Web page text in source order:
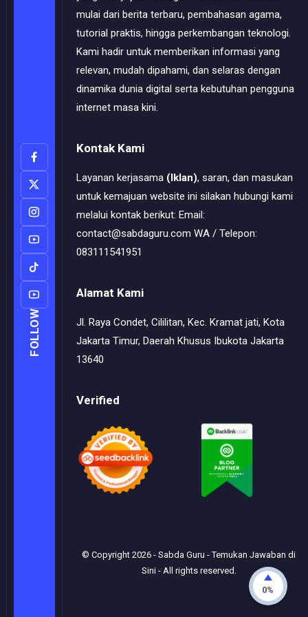
FOLLOW
mulai dari berita terbaru, pembahasan agama,
tutorial praktis, hingga perkembangan teknologi.
Kami hadir untuk memberikan informasi yang
relevan, mudah dipahami, dan selaras dengan
dinamika dunia digital serta kebutuhan pengguna
internet masa kini.
Kontak Kami
Layanan kerjasama (Iklan), saran, dan masukan
untuk kemajuan website ini silakan hubungi kami
melalui kontak berikut: Email:
contact@sabdaguru.com WA / Telepon:
083111541951
Alamat Kami
Jl. Raya Condet, Cililitan, Kec. Kramat jati, Kota
Jakarta Timur, Daerah Khusus Ibukota Jakarta
13640
Verified
© Copyright2026 -Sabda Guru - Temukan Jawaban di
Sini- All rights reserved.
0%